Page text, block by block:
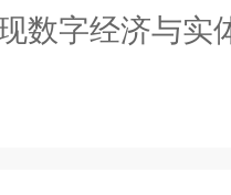
数字经济与实